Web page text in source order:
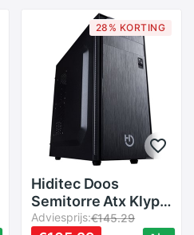
+-3db/Freq.Respons:
20-20 Khz/2.3M
28% KORTING
Hiditec Doos
Semitorre Atx Klyp
3.0
Adviesprijs:€145.29